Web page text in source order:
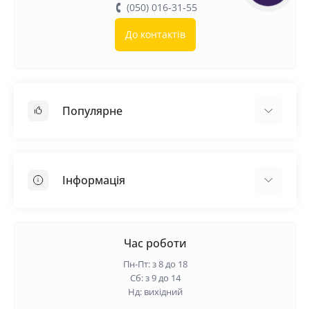
(050) 016-31-55
До контактів
Популярне
Самовирівнююча суміш
Інформація
Гарантія та повернення
Час роботи
Пн-Пт: з 8 до 18
Сб: з 9 до 14
Нд: вихідний